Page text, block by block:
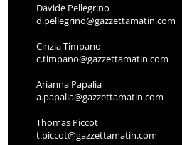
Davide Pellegrino
d.pellegrino@gazzettamatin.com
Cinzia Timpano
c.timpano@gazzettamatin.com
Arianna Papalia
a.papalia@gazzettamatin.com
Thomas Piccot
t.piccot@gazzettamatin.com